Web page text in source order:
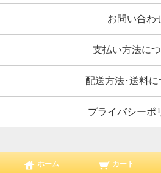
お問い合わ
支払い方法に
配送方法･送料に
プライバシーポ
ホーム カート